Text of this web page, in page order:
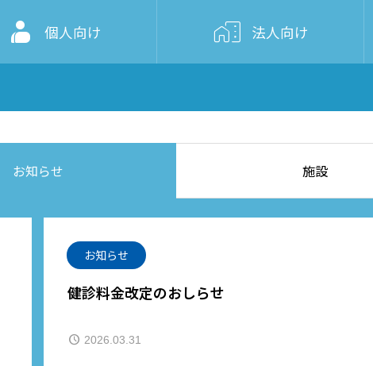
 個人向け  法人向け
お知らせ 施設
お知らせ
健診料金改定のおしらせ
2026.03.31